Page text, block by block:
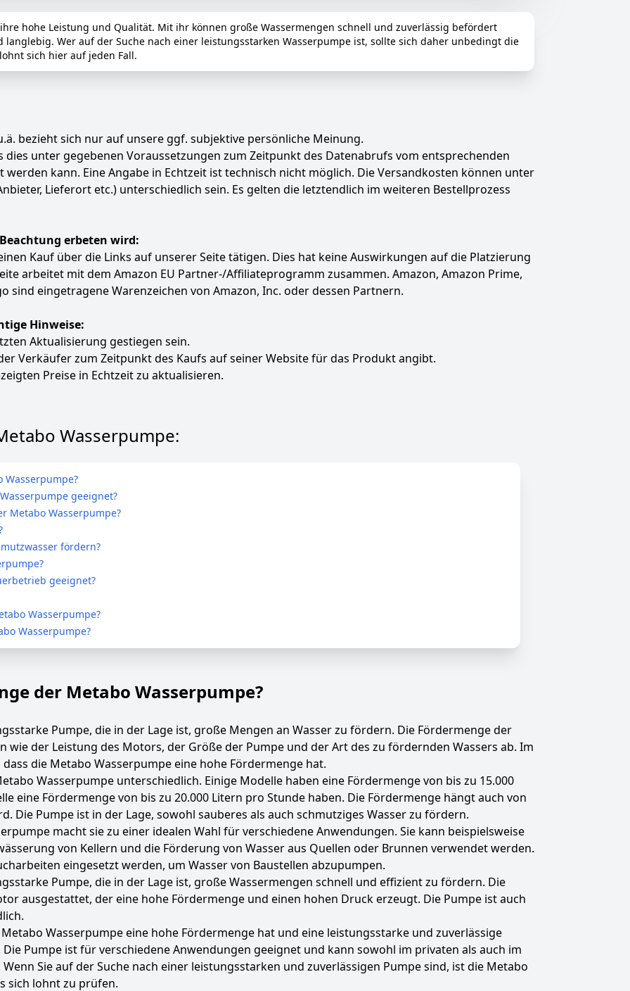
hohe Leistung und Qualität. Mit ihr können große Wassermengen schnell und zuverlässig befördert
Wer auf der Suche nach einer leistungsstarken Wasserpumpe ist, sollte sich daher unbedingt die
sich hier auf jeden Fall.
bezieht sich nur auf unsere ggf. subjektive persönliche Meinung.
unter gegebenen Voraussetzungen zum Zeitpunkt des Datenabrufs vom entsprechenden
kann. Eine Angabe in Echtzeit ist technisch nicht möglich. Die Versandkosten können unter
Lieferort etc.) unterschiedlich sein. Es gelten die letztendlich im weiteren Bestellprozess
erbeten wird:
Kauf über die Links auf unserer Seite tätigen. Dies hat keine Auswirkungen auf die Platzierung
arbeitet mit dem Amazon EU Partner-/Affiliateprogramm zusammen. Amazon, Amazon Prime,
sind eingetragene Warenzeichen von Amazon, Inc. oder dessen Partnern.
Hinweise:
Aktualisierung gestiegen sein.
Verkäufer zum Zeitpunkt des Kaufs auf seiner Website für das Produkt angibt.
Preise in Echtzeit zu aktualisieren.
Wasserpumpe:
Wasserpumpe?
geeignet?
Metabo Wasserpumpe?
fördern?
geeignet?
Wasserpumpe?
Wasserpumpe?
der Metabo Wasserpumpe?
Pumpe, die in der Lage ist, große Mengen an Wasser zu fördern. Die Fördermenge der
wie der Leistung des Motors, der Größe der Pumpe und der Art des zu fördernden Wassers ab. Im
die Metabo Wasserpumpe eine hohe Fördermenge hat.
Wasserpumpe unterschiedlich. Einige Modelle haben eine Fördermenge von bis zu 15.000
eine Fördermenge von bis zu 20.000 Litern pro Stunde haben. Die Fördermenge hängt auch von
Die Pumpe ist in der Lage, sowohl sauberes als auch schmutziges Wasser zu fördern.
macht sie zu einer idealen Wahl für verschiedene Anwendungen. Sie kann beispielsweise
von Kellern und die Förderung von Wasser aus Quellen oder Brunnen verwendet werden.
eingesetzt werden, um Wasser von Baustellen abzupumpen.
Pumpe, die in der Lage ist, große Wassermengen schnell und effizient zu fördern. Die
ausgestattet, der eine hohe Fördermenge und einen hohen Druck erzeugt. Die Pumpe ist auch
Wasserpumpe eine hohe Fördermenge hat und eine leistungsstarke und zuverlässige
Pumpe ist für verschiedene Anwendungen geeignet und kann sowohl im privaten als auch im
Sie auf der Suche nach einer leistungsstarken und zuverlässigen Pumpe sind, ist die Metabo
sich lohnt zu prüfen.